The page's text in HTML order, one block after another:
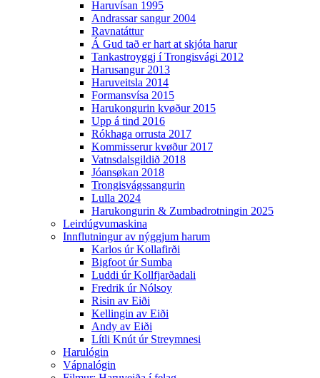
Haruvísan 1995
Andrassar sangur 2004
Ravnatáttur
Á Gud tað er hart at skjóta harur
Tankastroyggj í Trongisvági 2012
Harusangur 2013
Haruveitsla 2014
Formansvísa 2015
Harukongurin kvøður 2015
Upp á tind 2016
Rókhaga orrusta 2017
Kommisserur kvøður 2017
Vatnsdalsgildið 2018
Jóansøkan 2018
Trongisvágssangurin
Lulla 2024
Harukongurin & Zumbadrotningin 2025
Leirdúgvumaskina
Innflutningur av nýggjum harum
Karlos úr Kollafirði
Bigfoot úr Sumba
Luddi úr Kollfjarðadali
Fredrik úr Nólsoy
Risin av Eiði
Kellingin av Eiði
Andy av Eiði
Lítli Knút úr Streymnesi
Harulógin
Vápnalógin